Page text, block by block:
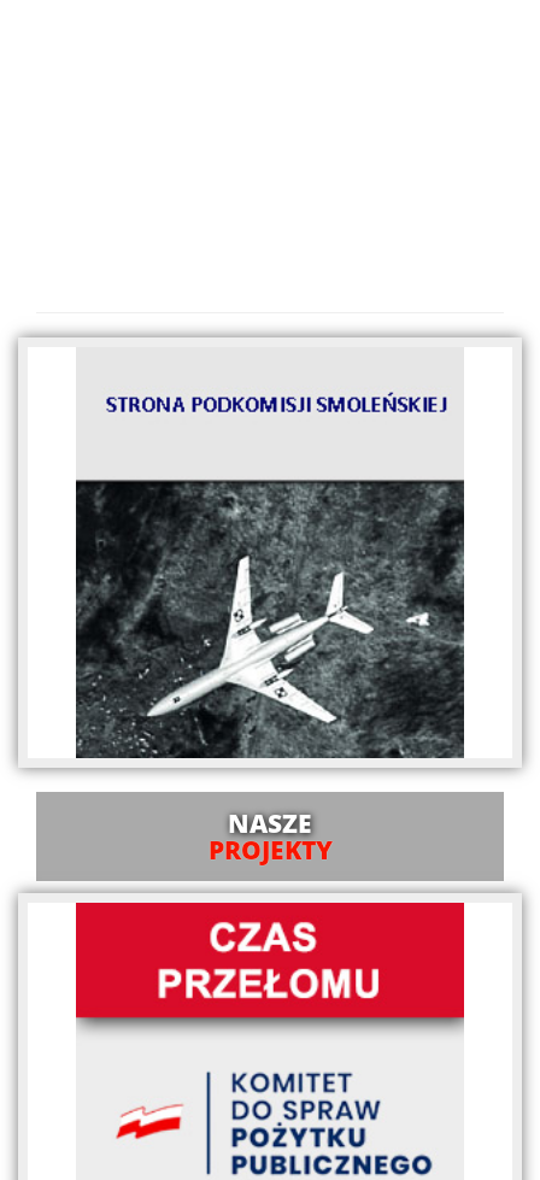
NASZE
PROJEKTY